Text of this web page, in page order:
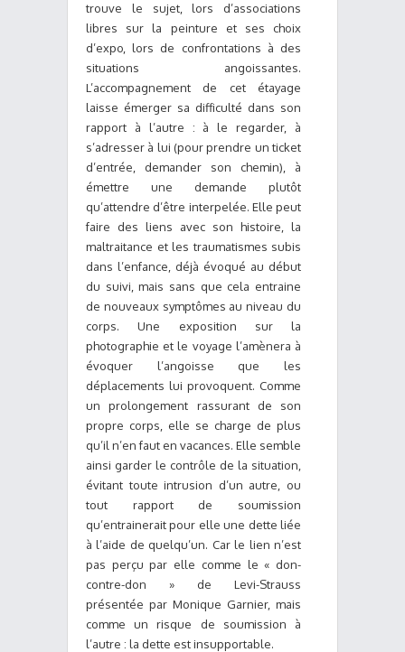
trouve le sujet, lors d’associations
libres sur la peinture et ses choix
d’expo, lors de confrontations à des
situations angoissantes.
L’accompagnement de cet étayage
laisse émerger sa difficulté dans son
rapport à l’autre : à le regarder, à
s’adresser à lui (pour prendre un ticket
d’entrée, demander son chemin), à
émettre une demande plutôt
qu’attendre d’être interpelée. Elle peut
faire des liens avec son histoire, la
maltraitance et les traumatismes subis
dans l’enfance, déjà évoqué au début
du suivi, mais sans que cela entraine
de nouveaux symptômes au niveau du
corps. Une exposition sur la
photographie et le voyage l’amènera à
évoquer l’angoisse que les
déplacements lui provoquent. Comme
un prolongement rassurant de son
propre corps, elle se charge de plus
qu’il n’en faut en vacances. Elle semble
ainsi garder le contrôle de la situation,
évitant toute intrusion d’un autre, ou
tout rapport de soumission
qu’entrainerait pour elle une dette liée
à l’aide de quelqu’un. Car le lien n’est
pas perçu par elle comme le « don-
contre-don » de Levi-Strauss
présentée par Monique Garnier, mais
comme un risque de soumission à
l’autre : la dette est insupportable.